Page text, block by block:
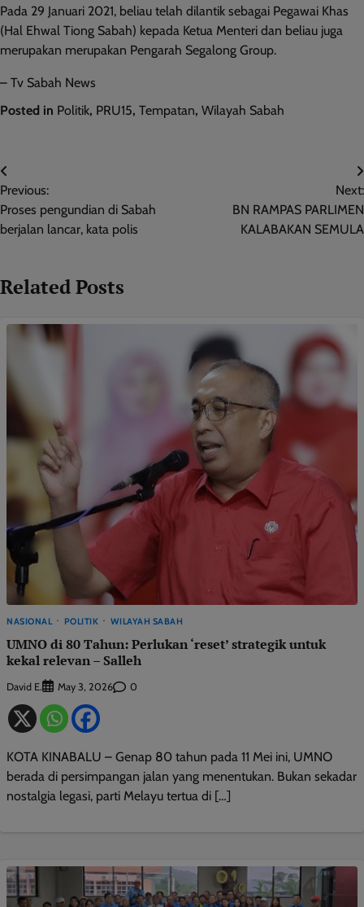
Pada 29 Januari 2021, beliau telah dilantik sebagai Pegawai Khas
(Hal Ehwal Tiong Sabah) kepada Ketua Menteri dan beliau juga
merupakan merupakan Pengarah Segalong Group.
– Tv Sabah News
Posted in Politik, PRU15, Tempatan, Wilayah Sabah
Post
navigation
Previous:
Proses pengundian di Sabah
berjalan lancar, kata polis
Next:
BN RAMPAS PARLIMEN
KALABAKAN SEMULA
Related Posts
NASIONAL POLITIK WILAYAH SABAH
UMNO di 80 Tahun: Perlukan ‘reset’ strategik untuk
kekal relevan – Salleh
David E. May 3, 2026 0
KOTA KINABALU – Genap 80 tahun pada 11 Mei ini, UMNO
berada di persimpangan jalan yang menentukan. Bukan sekadar
nostalgia legasi, parti Melayu tertua di […]